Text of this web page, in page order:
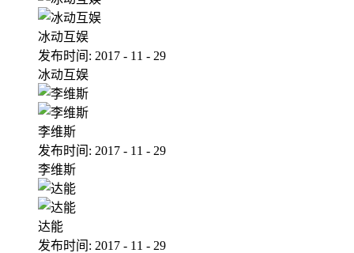
冰动互娱
发布时间: 2017 - 11 - 29
冰动互娱
李维斯
发布时间: 2017 - 11 - 29
李维斯
达能
发布时间: 2017 - 11 - 29